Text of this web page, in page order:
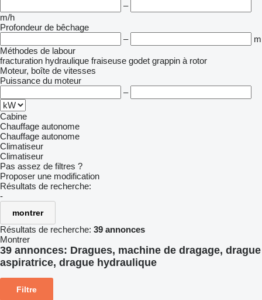
–
m/h
Profondeur de bêchage
–
m
Méthodes de labour
fracturation hydraulique fraiseuse godet grappin à rotor
Moteur, boîte de vitesses
Puissance du moteur
–
Cabine
Chauffage autonome
Chauffage autonome
Climatiseur
Climatiseur
Pas assez de filtres ?
Proposer une modification
Résultats de recherche:
-
montrer
Résultats de recherche: 39 annonces
Montrer
39 annonces: Dragues, machine de dragage, drague
aspiratrice, drague hydraulique
Filtre